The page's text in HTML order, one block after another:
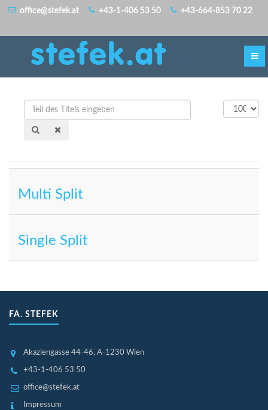
office@stefek.at +43-1-406 53 50 +43-664-853 70 22
stefek.at
Teil
des
Titels
Anzeige
#
Multi Split
Single Split
FA. STEFEK
Akaziengasse 44-46, A-1230 Wien
+43-1-406 53 50
office@stefek.at
Impressum